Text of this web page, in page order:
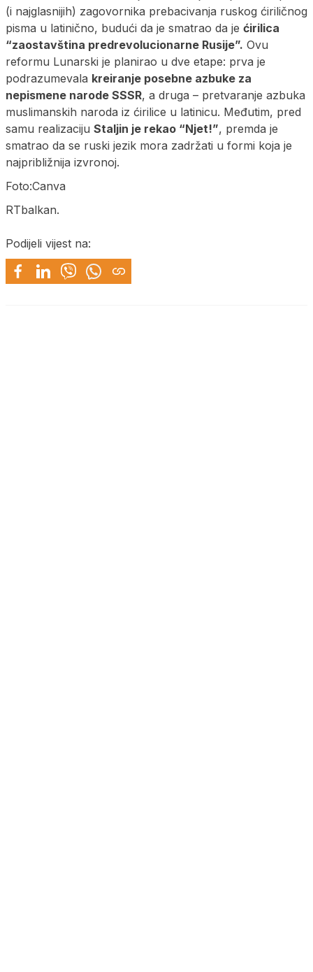
(i najglasnijih) zagovornika prebacivanja ruskog ćiriličnog
pisma u latinično, budući da je smatrao da je ćirilica
“zaostavština predrevolucionarne Rusije”. Ovu
reformu Lunarski je planirao u dve etape: prva je
podrazumevala kreiranje posebne azbuke za
nepismene narode SSSR, a druga – pretvaranje azbuka
muslimanskih naroda iz ćirilice u latinicu. Međutim, pred
samu realizaciju Staljin je rekao “Njet!”, premda je
smatrao da se ruski jezik mora zadržati u formi koja je
najpribližnija izvronoj.
Foto:Canva
RTbalkan.
Podijeli vijest na: